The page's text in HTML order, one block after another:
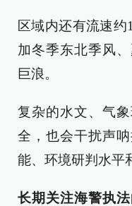
区域内还有流速
加冬季东北季风
巨浪。
复杂的水文、气
全，也会干扰声
能、环境研判水平
长期关注海警执